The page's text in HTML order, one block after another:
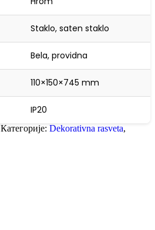
Staklo, saten staklo
Bela, providna
110×150×745 mm
IP20
Категорије: Dekorativna rasveta,